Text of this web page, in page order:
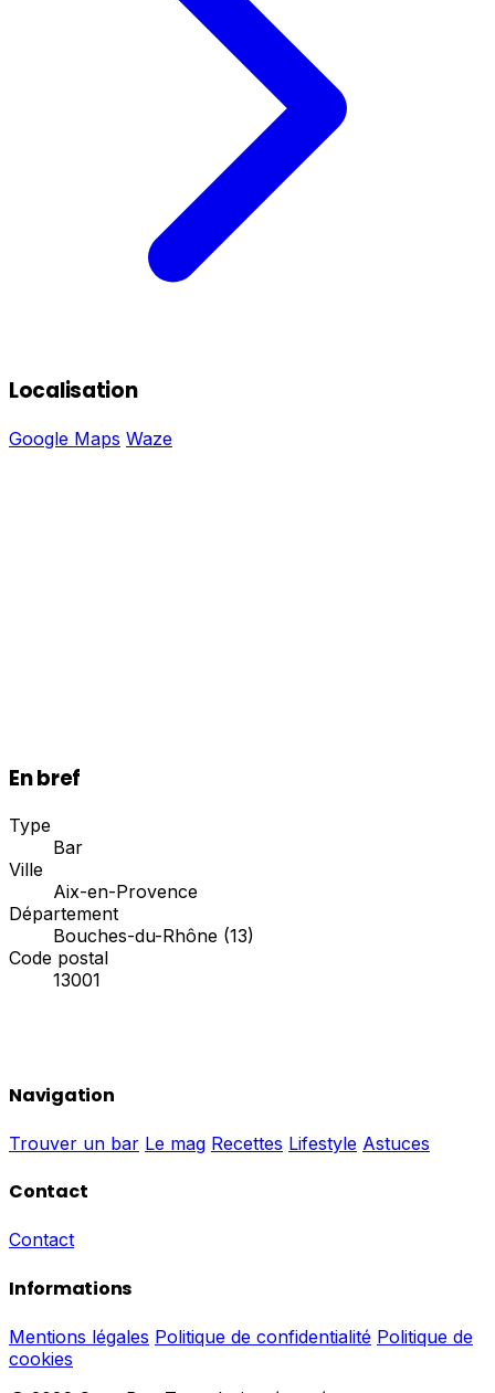
Localisation
Google Maps Waze
En bref
Type
Bar
Ville
Aix-en-Provence
Département
Bouches-du-Rhône (13)
Code postal
13001
Navigation
Trouver un bar Le mag Recettes Lifestyle Astuces
Contact
Contact
Informations
Mentions légales Politique de confidentialité Politique de
cookies